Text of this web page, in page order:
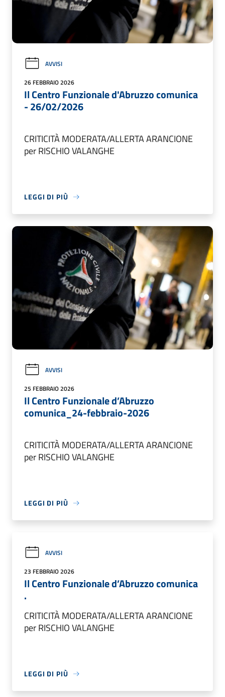
AVVISI
26 FEBBRAIO 2026
Il Centro Funzionale d'Abruzzo comunica
- 26/02/2026
CRITICITÀ MODERATA/ALLERTA ARANCIONE
per RISCHIO VALANGHE
LEGGI DI PIÙ
AVVISI
25 FEBBRAIO 2026
Il Centro Funzionale d’Abruzzo
comunica_24-febbraio-2026
CRITICITÀ MODERATA/ALLERTA ARANCIONE
per RISCHIO VALANGHE
LEGGI DI PIÙ
AVVISI
23 FEBBRAIO 2026
Il Centro Funzionale d’Abruzzo comunica
.
CRITICITÀ MODERATA/ALLERTA ARANCIONE
per RISCHIO VALANGHE
LEGGI DI PIÙ